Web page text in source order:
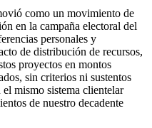
como un movimiento de
en la campaña electoral del
personales y
de distribución de recursos,
proyectos en montos
sin criterios ni sustentos
mismo sistema clientelar
de nuestro decadente